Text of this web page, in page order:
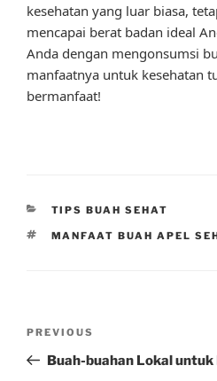
kesehatan yang luar biasa,
mencapai berat badan ideal
Anda dengan mengonsumsi
manfaatnya untuk kesehatan
bermanfaat!
CATEGORIES
TIPS BUAH SEHAT
TAGS
MANFAAT BUAH APEL
Previous
Post
PREVIOUS
Buah-buahan Lokal